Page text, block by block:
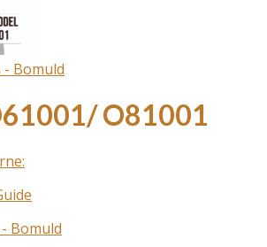
Bomuld
O81001
Bomuld